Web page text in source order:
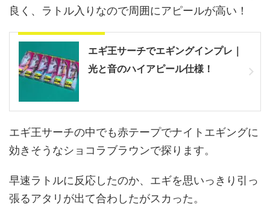
良く、ラトル入りなので周囲にアピールが高い！
エギ王サーチでエギングインプレ｜
光と音のハイアピール仕様！
エギ王サーチの中でも赤テープでナイトエギングに
効きそうなショコラブラウンで探ります。
早速ラトルに反応したのか、エギを思いっきり引っ
張るアタリが出て合わしたがスカった。